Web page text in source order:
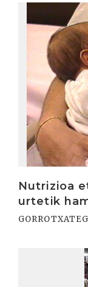
Nutrizioa
urtetik